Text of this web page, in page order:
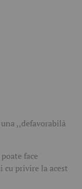
,,defavorabilă
face
cu privire la acest